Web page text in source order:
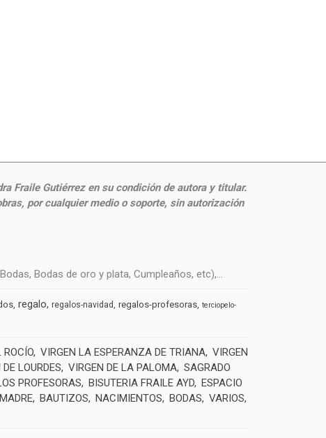
Fraile Gutiérrez en su condición de autora y titular.
por cualquier medio o soporte, sin autorización
Bodas de oro y plata, Cumpleaños, etc),...
regalo regalos-navidad regalos-profesoras terciopelo-
ROCÍO VIRGEN LA ESPERANZA DE TRIANA VIRGEN
LOURDES VIRGEN DE LA PALOMA SAGRADO
PROFESORAS BISUTERIA FRAILE AYD ESPACIO
BAUTIZOS NACIMIENTOS BODAS
VARIOS